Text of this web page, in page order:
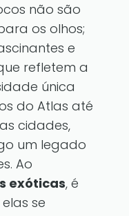
não são
os olhos;
e
refletem a
única
do Atlas até
cidades,
um legado
Ao
exóticas, é
se